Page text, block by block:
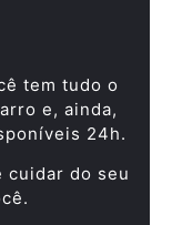
tem tudo o
e, ainda,
24h.
cuidar do seu